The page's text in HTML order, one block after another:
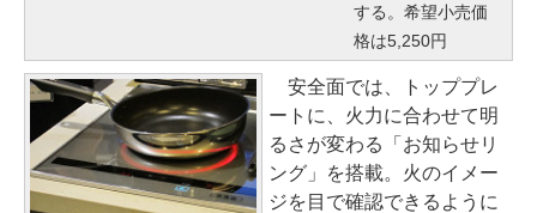
する。希望小売価
格は5,250円
安全面では、トッププレ
ートに、火力に合わせて明
るさが変わる「お知らせリ
ング」を搭載。火のイメー
ジを目で確認できるように